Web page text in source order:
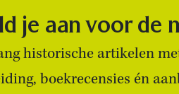
je aan voor de
historische artikelen
boekrecensies én